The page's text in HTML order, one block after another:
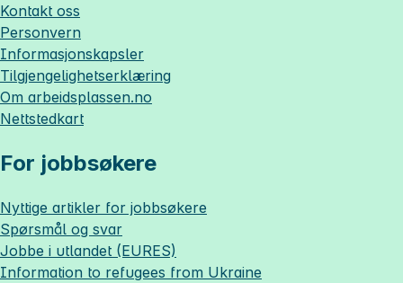
Kontakt oss
Personvern
Informasjonskapsler
Tilgjengelighetserklæring
Om arbeidsplassen.no
Nettstedkart
For jobbsøkere
Nyttige artikler for jobbsøkere
Spørsmål og svar
Jobbe i utlandet (EURES)
Information to refugees from Ukraine